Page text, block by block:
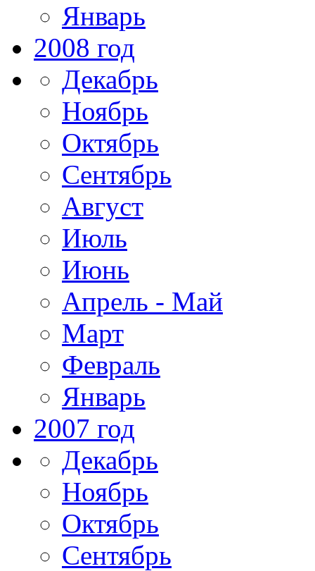
Январь
2008 год
Декабрь
Ноябрь
Октябрь
Сентябрь
Август
Июль
Июнь
Апрель - Май
Март
Февраль
Январь
2007 год
Декабрь
Ноябрь
Октябрь
Сентябрь